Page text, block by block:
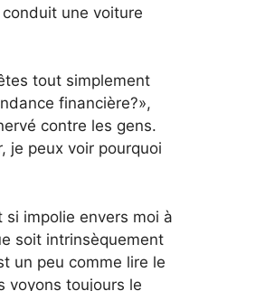
une voiture
tout simplement
financière?»,
contre les gens.
je peux voir pourquoi
impolie envers moi à
soit intrinsèquement
un peu comme lire le
voyons toujours le